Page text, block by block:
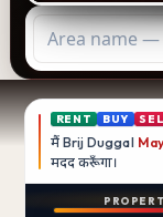
RENT BUY
मैं Brij Duggal
मददकरूँगा।